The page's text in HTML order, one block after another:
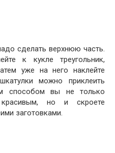
сделать верхнюю часть.
к кукле треугольник,
уже на него наклейте
можно приклеить
способом вы не только
но и скроете
заготовками.